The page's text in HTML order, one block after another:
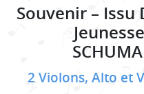
Souvenir – Issu
2 Violons, Alto et